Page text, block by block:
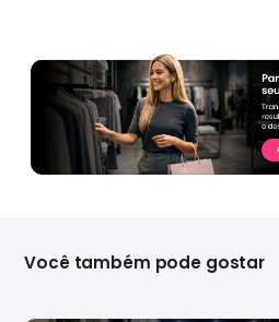
Você também pode gostar